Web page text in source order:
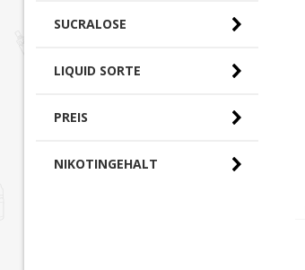
SUCRALOSE
LIQUID SORTE
PREIS
0,00 € - 10,00 € (0)
NIKOTINGEHALT